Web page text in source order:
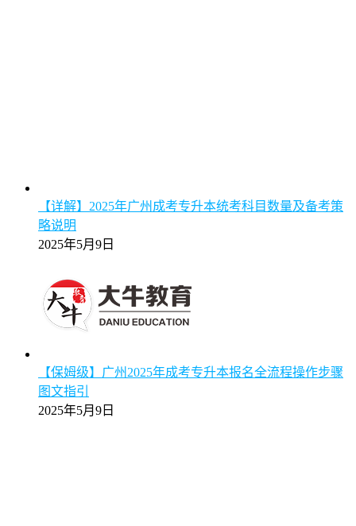
【详解】2025年广州成考专升本统考科目数量及备考策
略说明
2025年5月9日
【保姆级】广州2025年成考专升本报名全流程操作步骤
图文指引
2025年5月9日